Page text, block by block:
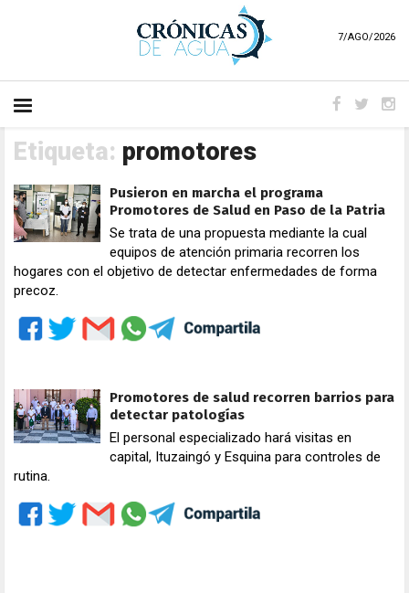
7/AGO/2026
Etiqueta: promotores
Pusieron en marcha el programa
Promotores de Salud en Paso de la Patria
Se trata de una propuesta mediante la cual
equipos de atención primaria recorren los
hogares con el objetivo de detectar enfermedades de forma
precoz.
Promotores de salud recorren barrios para
detectar patologías
El personal especializado hará visitas en
capital, Ituzaingó y Esquina para controles de
rutina.